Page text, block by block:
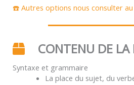
☎️ Autres options nous consulter au
CONTENU DE
Syntaxe et grammaire
La place du sujet, du